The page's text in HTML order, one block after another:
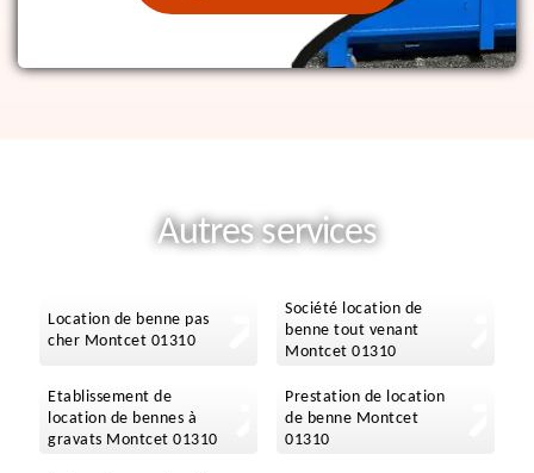
Autres services
Location de benne pas
cher Montcet 01310
Société location de
benne tout venant
Montcet 01310
Etablissement de
location de bennes à
gravats Montcet 01310
Prestation de location
de benne Montcet
01310